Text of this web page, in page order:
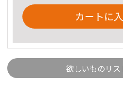
カートに
欲しいものリス